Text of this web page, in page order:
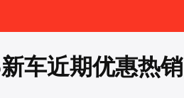
车近期优惠热销